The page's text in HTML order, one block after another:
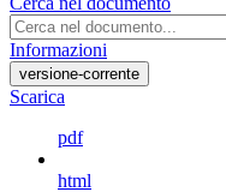
Informazioni
versione-corrente
Scarica
pdf
html